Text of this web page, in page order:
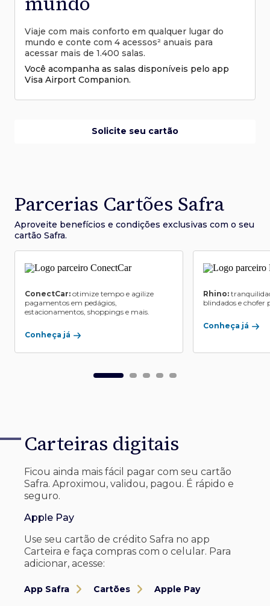
Viaje com mais conforto em qualquer lugar do
mundo e conte com 4 acessos² anuais para
acessar mais de 1.400 salas.
Você acompanha as salas disponíveis pelo app
Visa Airport Companion.
Solicite seu cartão
Parcerias Cartões Safra
Aproveite benefícios e condições exclusivas com o seu
cartão Safra.
ConectCar: otimize tempo e agilize
pagamentos em pedágios,
estacionamentos, shoppings e mais.
Conheça já
Rhino:
blindados e chofer
Conheça já
Carteiras digitais
Ficou ainda mais fácil pagar com seu cartão
Safra. Aproximou, validou, pagou. É rápido e
seguro.
Apple Pay
Use seu cartão de crédito Safra no app
Carteira e faça compras com o celular. Para
adicionar, acesse:
App Safra Cartões Apple Pay